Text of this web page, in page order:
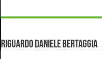
Riguardo Daniele Bertaggia